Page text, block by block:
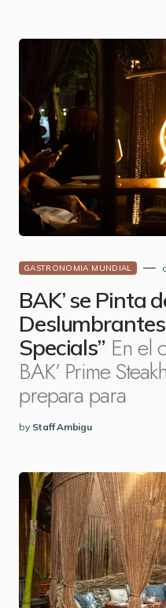
GASTRONOMIA MUNDIAL
BAK’ se Pinta
Specials” En el
BAK’ Prime
prepara para
by Staff Ambigu